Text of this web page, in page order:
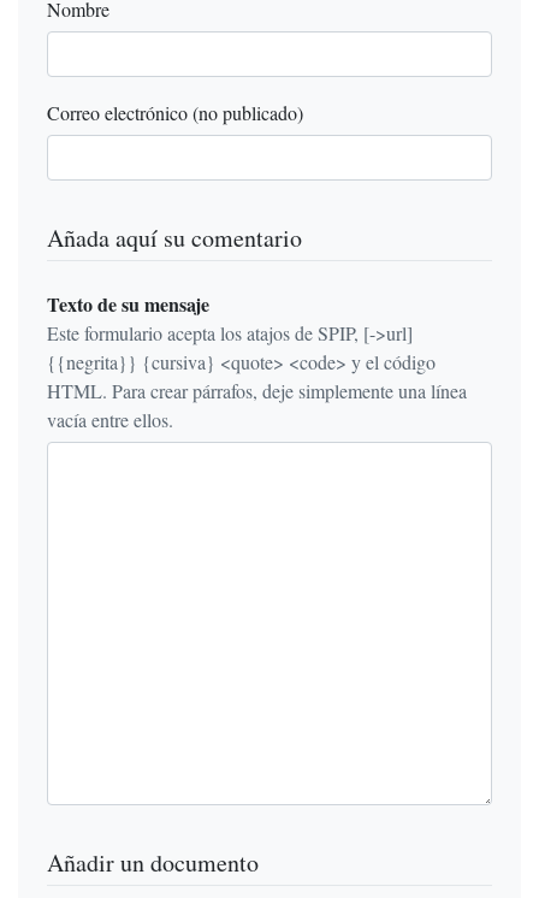
Nombre
Correo electrónico (no publicado)
Añada aquí su comentario
Texto de su mensaje
Este formulario acepta los atajos de SPIP, [->url]
{{negrita}} {cursiva} <quote> <code> y el código
HTML. Para crear párrafos, deje simplemente una línea
vacía entre ellos.
Añadir un documento